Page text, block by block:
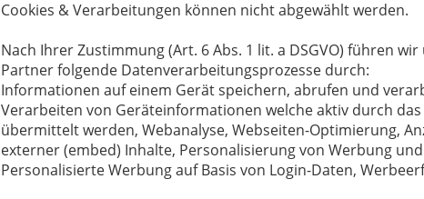
Cookies & Verarbeitungen können nicht abgewählt werden.
Nach Ihrer Zustimmung (Art. 6 Abs. 1 lit. a DSGVO) führen
Partner folgende Datenverarbeitungsprozesse durch:
Informationen auf einem Gerät speichern, abrufen und
Verarbeiten von Geräteinformationen welche aktiv durch
übermittelt werden, Webanalyse, Webseiten-Optimierung,
externer (embed) Inhalte, Personalisierung von Werbung
Personalisierte Werbung auf Basis von Login-Daten,